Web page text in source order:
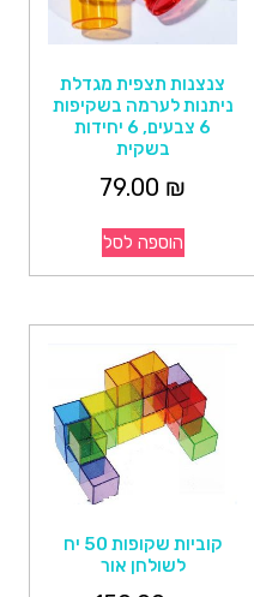
צנצנות תצפית מגדלת
ניתנות לערמה בשקיפות
6 צבעים, 6 יחידות
בשקית
79.00 ₪
הוספה לסל
קוביות שקופות 50 יח
לשולחן אור